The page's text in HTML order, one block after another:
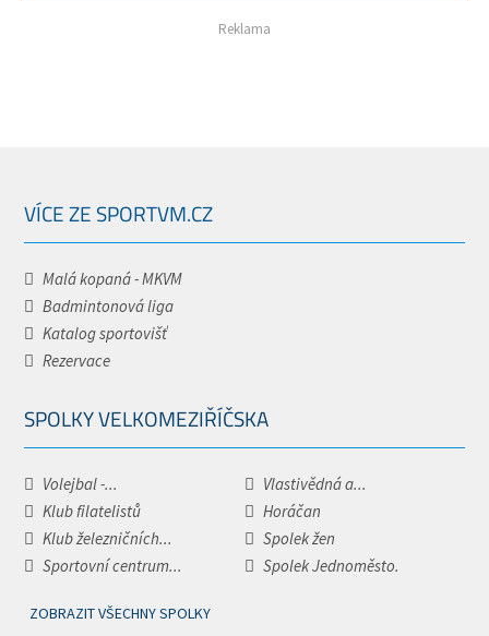
Reklama
VÍCE ZE SPORTVM.CZ
Malá kopaná - MKVM
Badmintonová liga
Katalog sportovišť
Rezervace
SPOLKY VELKOMEZIŘÍČSKA
Volejbal -...
Vlastivědná a...
Klub filatelistů
Horáčan
Klub železničních...
Spolek žen
Sportovní centrum...
Spolek Jednoměsto.
ZOBRAZIT VŠECHNY SPOLKY